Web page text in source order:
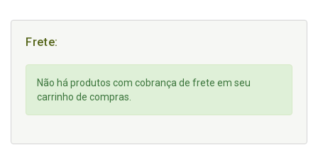
Frete:
Não há produtos com cobrança de frete em seu
carrinho de compras.